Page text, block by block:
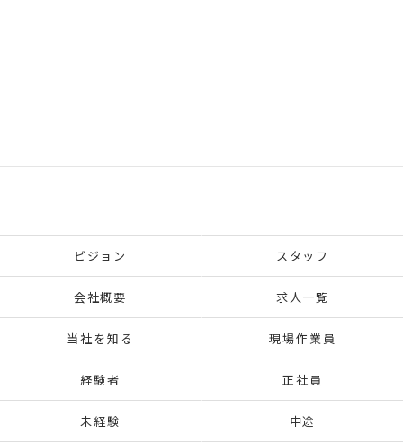
ビジョン スタッフ
会社概要 求人一覧
当社を知る 現場作業員
経験者 正社員
未経験 中途